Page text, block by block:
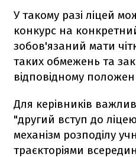
У такому разі ліцей
конкурс на
зобов'язаний мати
таких обмежень та
відповідному
Для керівників
"другий вступ до
механізм розподілу
траєкторіями